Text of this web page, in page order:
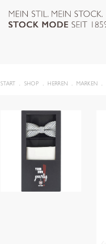
START SHOP HERREN MARKEN